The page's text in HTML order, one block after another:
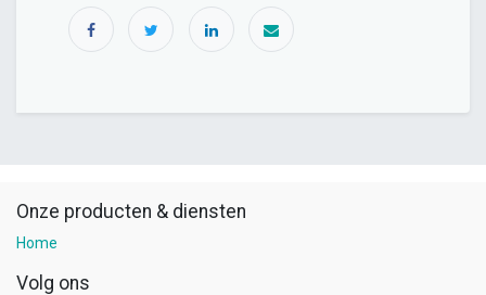
Onze producten & diensten
Home
Volg ons